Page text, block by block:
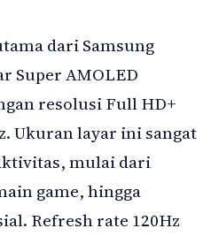
dari Samsung
Super AMOLED
resolusi Full HD+
Ukuran layar ini sangat
mulai dari
game, hingga
Refresh rate 120Hz